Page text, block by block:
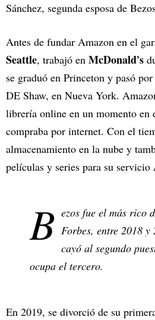
Sánchez, segunda esposa de
Antes de fundar Amazon en el
Seattle, trabajó en McDonald's
se graduó en Princeton y pasó
DE Shaw, en Nueva York.
librería online en un momento en
compraba por internet. Con el
almacenamiento en la nube y
películas y series para su servicio
B ezos fue el más rico
Forbes, entre 2018 y
cayó al segundo
ocupa el tercero.
En 2019, se divorció de su